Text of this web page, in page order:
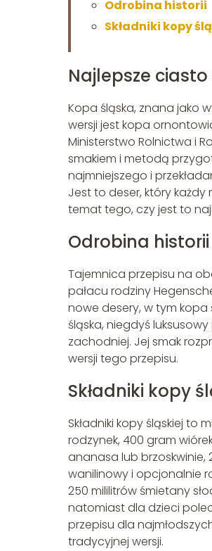
Odrobina historii
Składniki kopy
Najlepsze
Kopa śląska, znana jako
wersji jest kopa
Ministerstwo Rolnictwa i
smakiem i metodą
najmniejszego i
Jest to deser, który każdy
temat tego, czy jest to
Odrobina historii
Tajemnica przepisu na
pałacu rodziny
nowe desery, w tym kopa
śląska, niegdyś
zachodniej. Jej smak
wersji tego przepisu.
Składniki kopy
Składniki kopy śląskiej to
rodzynek, 400 gram
ananasa lub brzoskwinie,
wanilinowy i opcjonalnie
250 mililitrów śmietany
natomiast dla dzieci
przepisu dla
tradycyjnej wersji.